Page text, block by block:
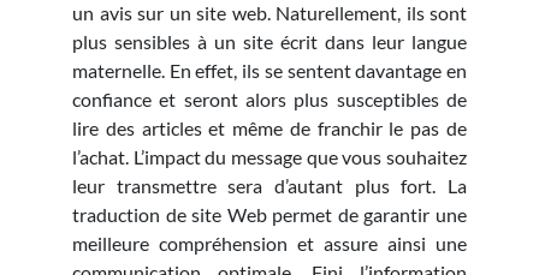
un avis sur un site web. Naturellement, ils sont
plus sensibles à un site écrit dans leur langue
maternelle. En effet, ils se sentent davantage en
confiance et seront alors plus susceptibles de
lire des articles et même de franchir le pas de
l’achat. L’impact du message que vous souhaitez
leur transmettre sera d’autant plus fort. La
traduction de site Web permet de garantir une
meilleure compréhension et assure ainsi une